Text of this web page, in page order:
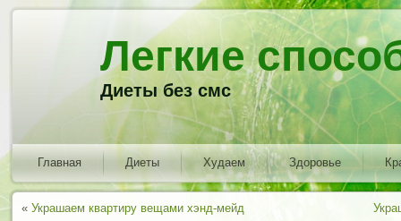
Легкие
Диеты без смс
Главная Диеты Худаем Здоровье
« Украшаем квартиру вещами хэнд-мейд